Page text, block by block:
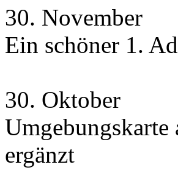
30. November
Ein schöner 1.
30. Oktober
ergänzt